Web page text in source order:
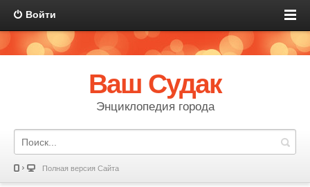
Войти
Ваш Судак
Энциклопедия города
Полная версия Сайта